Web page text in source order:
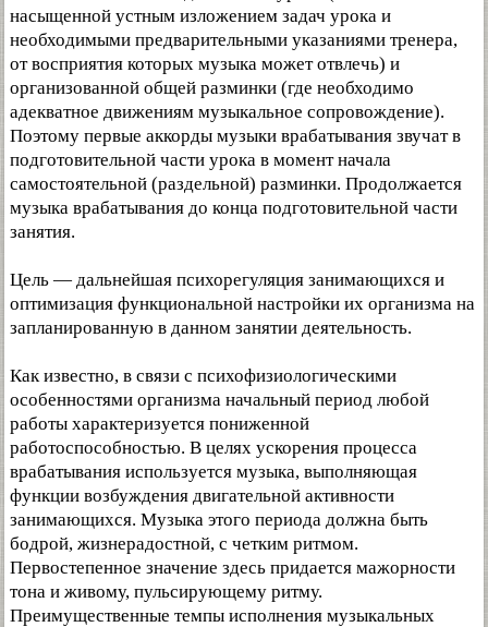
насыщенной устным изложением задач урока и
необходимыми предварительными указаниями тренера,
от восприятия которых музыка может отвлечь) и
организованной общей разминки (где необходимо
адекватное движениям музыкальное сопровождение).
Поэтому первые аккорды музыки врабатывания звучат в
подготовительной части урока в момент начала
самостоятельной (раздельной) разминки. Продолжается
музыка врабатывания до конца подготовительной части
занятия.
Цель — дальнейшая психорегуляция занимающихся и
оптимизация функциональной настройки их организма на
запланированную в данном занятии деятельность.
Как известно, в связи с психофизиологическими
особенностями организма начальный период любой
работы характеризуется пониженной
работоспособностью. В целях ускорения процесса
врабатывания используется музыка, выполняющая
функции возбуждения двигательной активности
занимающихся. Музыка этого периода должна быть
бодрой, жизнерадостной, с четким ритмом.
Первостепенное значение здесь придается мажорности
тона и живому, пульсирующему ритму.
Преимущественные темпы исполнения музыкальных